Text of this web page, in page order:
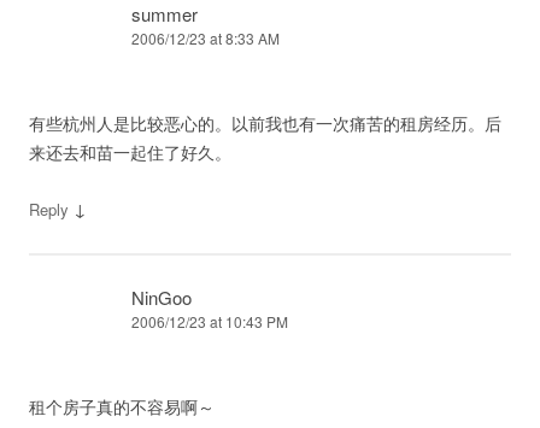
summer
2006/12/23 at 8:33 AM
有些杭州人是比较恶心的。以前我也有一次痛苦的租房经历。后
来还去和苗一起住了好久。
Reply ↓
NinGoo
2006/12/23 at 10:43 PM
租个房子真的不容易啊～